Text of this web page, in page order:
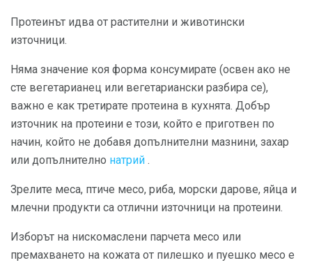
Протеинът идва от растителни и животински
източници.
Няма значение коя форма консумирате (освен ако не
сте вегетарианец или вегетариански разбира се),
важно е как третирате протеина в кухнята. Добър
източник на протеини е този, който е приготвен по
начин, който не добавя допълнителни мазнини, захар
или допълнително натрий .
Зрелите меса, птиче месо, риба, морски дарове, яйца и
млечни продукти са отлични източници на протеини.
Изборът на нискомаслени парчета месо или
премахването на кожата от пилешко и пуешко месо е